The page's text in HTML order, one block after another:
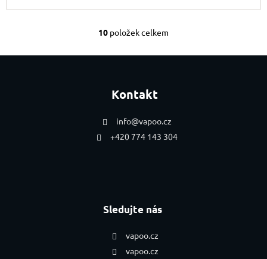
Ovládací prvky
10 položek celkem
Kontakt
info@vapoo.cz
+420 774 143 304
Sledujte nás
vapoo.cz
vapoo.cz